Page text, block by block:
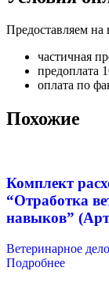
Предоставляем
частичная
предоплата
оплата по
Похожие
Комплект
“Отработка
навыков”
Ветеринарное дело
Подробнее